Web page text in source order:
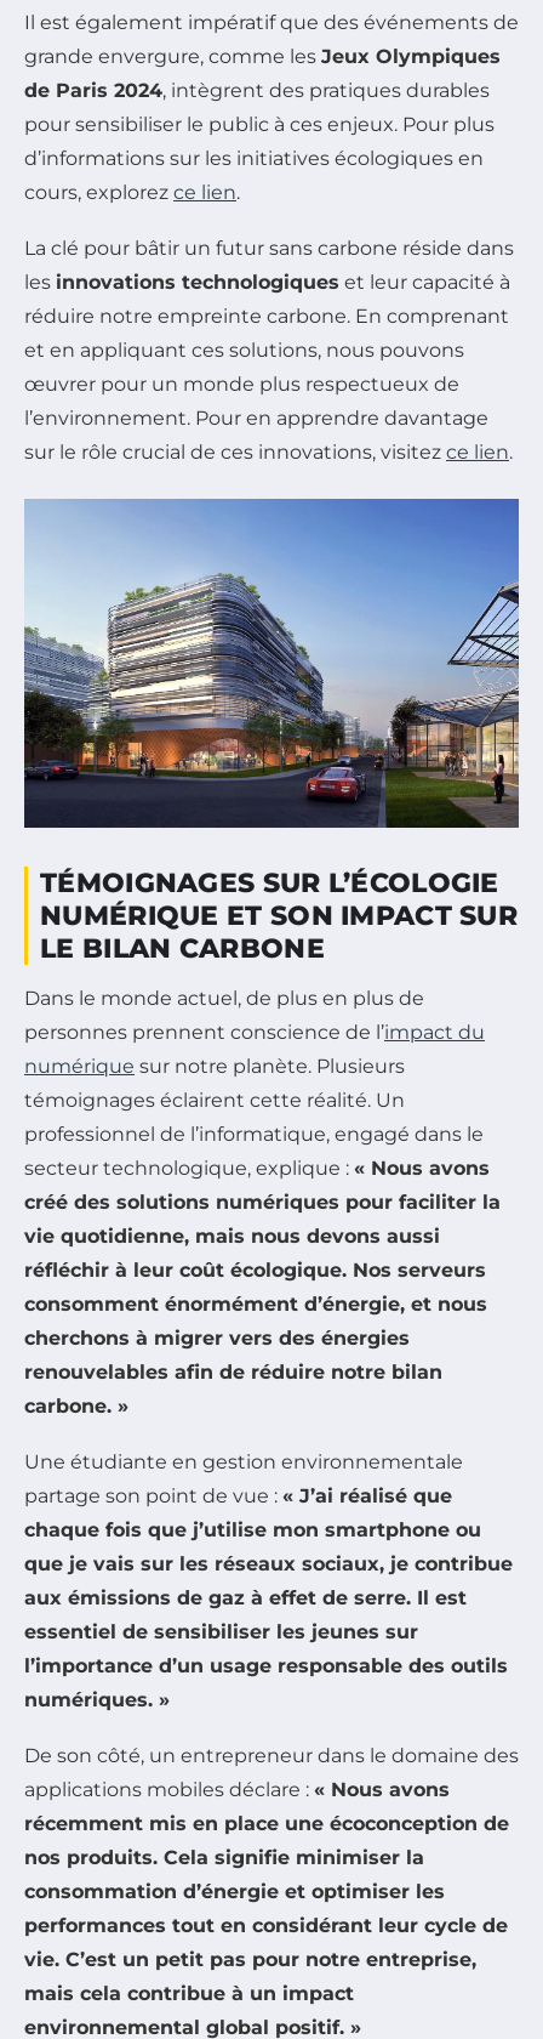
Il est également impératif que des événements de
grande envergure, comme les Jeux Olympiques
de Paris 2024, intègrent des pratiques durables
pour sensibiliser le public à ces enjeux. Pour plus
d’informations sur les initiatives écologiques en
cours, explorez ce lien.
La clé pour bâtir un futur sans carbone réside dans
les innovations technologiques et leur capacité à
réduire notre empreinte carbone. En comprenant
et en appliquant ces solutions, nous pouvons
œuvrer pour un monde plus respectueux de
l’environnement. Pour en apprendre davantage
sur le rôle crucial de ces innovations, visitez ce lien.
TÉMOIGNAGES SUR L’ÉCOLOGIE
NUMÉRIQUE ET SON IMPACT SUR
LE BILAN CARBONE
Dans le monde actuel, de plus en plus de
personnes prennent conscience de l’impact du
numérique sur notre planète. Plusieurs
témoignages éclairent cette réalité. Un
professionnel de l’informatique, engagé dans le
secteur technologique, explique : « Nous avons
créé des solutions numériques pour faciliter la
vie quotidienne, mais nous devons aussi
réfléchir à leur coût écologique. Nos serveurs
consomment énormément d’énergie, et nous
cherchons à migrer vers des énergies
renouvelables afin de réduire notre bilan
carbone. »
Une étudiante en gestion environnementale
partage son point de vue : « J’ai réalisé que
chaque fois que j’utilise mon smartphone ou
que je vais sur les réseaux sociaux, je contribue
aux émissions de gaz à effet de serre. Il est
essentiel de sensibiliser les jeunes sur
l’importance d’un usage responsable des outils
numériques. »
De son côté, un entrepreneur dans le domaine des
applications mobiles déclare : « Nous avons
récemment mis en place une écoconception de
nos produits. Cela signifie minimiser la
consommation d’énergie et optimiser les
performances tout en considérant leur cycle de
vie. C’est un petit pas pour notre entreprise,
mais cela contribue à un impact
environnemental global positif. »